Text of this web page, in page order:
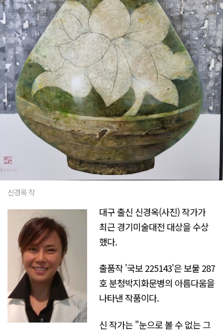
신경옥 작
대구 출신 신경옥(사진) 작가가
최근 경기미술대전 대상을 수상
했다.
출품작 '국보 225143'은 보물 287
호 분청박지화문병의 아름다움을
나타낸 작품이다.
신 작가는 "눈으로 볼 수 없는 그